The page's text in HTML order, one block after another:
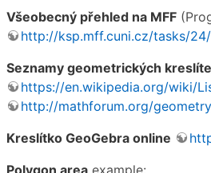
Všeobecný přehled na MFF
http://ksp.mff.cuni.cz/tasks/
Seznamy geometrických
https://en.wikipedia.org/wiki/
http://mathforum.org/
Kreslítko GeoGebra online
Polygon area example: